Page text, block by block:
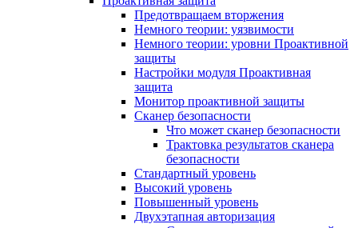
Предотвращаем вторжения
Немного теории: уязвимости
Немного теории: уровни Проактивной
защиты
Настройки модуля Проактивная
защита
Монитор проактивной защиты
Сканер безопасности
Что может сканер безопасности
Трактовка результатов сканера
безопасности
Стандартный уровень
Высокий уровень
Повышенный уровень
Двухэтапная авторизация